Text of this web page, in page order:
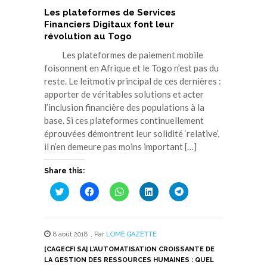
Les plateformes de Services
Financiers Digitaux font leur
révolution au Togo
Les plateformes de paiement mobile
foisonnent en Afrique et le Togo n’est pas du
reste. Le leitmotiv principal de ces dernières :
apporter de véritables solutions et acter
l’inclusion financière des populations à la
base. Si ces plateformes continuellement
éprouvées démontrent leur solidité ‘relative’,
il n’en demeure pas moins important […]
Share this:
Cliquez
pour
une
nouvelle
fenêtre)
Cliquez
pour
une
nouvelle
fenêtre)
Cliquez
pour
une
nouvelle
fenêtre)
Cliquez
pour
une
nouvelle
fenêtre)
Cliquez
pour
nouvelle
fenêtre)
8 août 2018 , Par LOME GAZETTE
[CAGECFI SA] L’AUTOMATISATION CROISSANTE DE
LA GESTION DES RESSOURCES HUMAINES : QUEL